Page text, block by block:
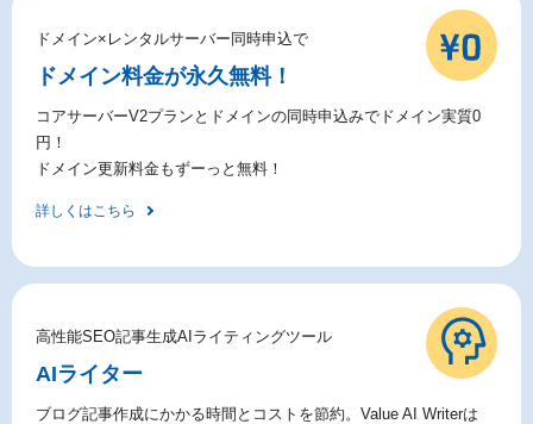
ドメイン×レンタルサーバー同時申込で
ドメイン料金が永久無料！
コアサーバーV2プランとドメインの同時申込みでドメイン実質0
円！
ドメイン更新料金もずーっと無料！
詳しくはこちら
高性能SEO記事生成AIライティングツール
AIライター
ブログ記事作成にかかる時間とコストを節約。Value AI Writerは